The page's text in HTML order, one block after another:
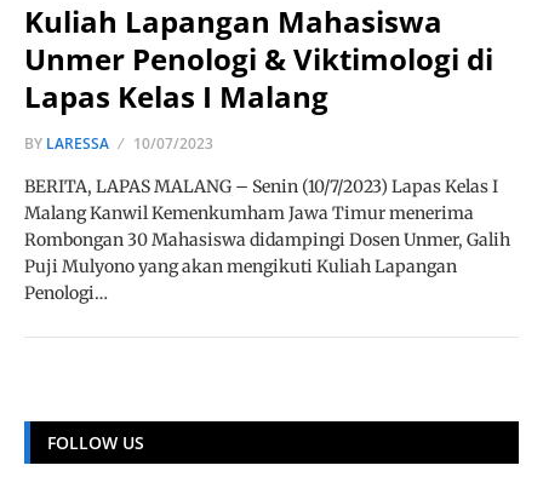
Kuliah Lapangan Mahasiswa
Unmer Penologi & Viktimologi di
Lapas Kelas I Malang
BY LARESSA 10/07/2023
BERITA, LAPAS MALANG – Senin (10/7/2023) Lapas Kelas I
Malang Kanwil Kemenkumham Jawa Timur menerima
Rombongan 30 Mahasiswa didampingi Dosen Unmer, Galih
Puji Mulyono yang akan mengikuti Kuliah Lapangan
Penologi…
FOLLOW US